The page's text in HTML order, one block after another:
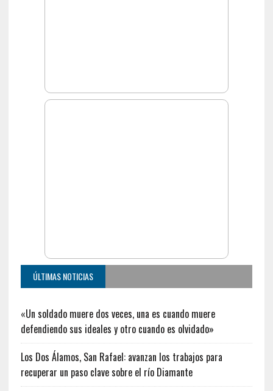
ÚLTIMAS NOTICIAS
«Un soldado muere dos veces, una es cuando muere
defendiendo sus ideales y otro cuando es olvidado»
Los Dos Álamos, San Rafael: avanzan los trabajos para
recuperar un paso clave sobre el río Diamante